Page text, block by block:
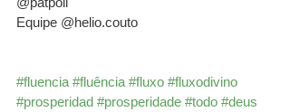
Equipe @helio.couto
#fluencia #fluência #fluxo #fluxodivino
#prosperidad #prosperidade #todo #deus